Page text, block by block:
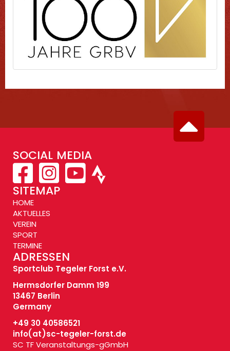
SOCIAL MEDIA
SITEMAP
HOME
AKTUELLES
VEREIN
SPORT
TERMINE
ADRESSEN
Sportclub Tegeler Forst e.V.
Hermsdorfer Damm 199
13467 Berlin
Germany
+49 30 40586521
info(at)sc-tegeler-forst.de
SC TF Veranstaltungs-gGmbH